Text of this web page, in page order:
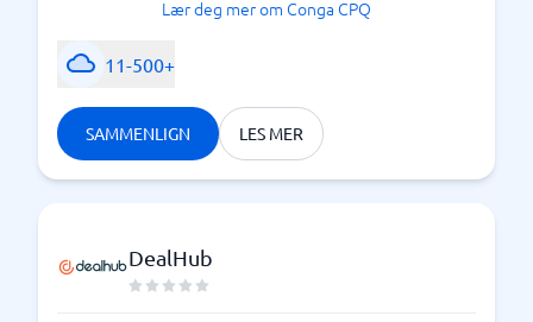
Lær deg mer om Conga CPQ
11-500+
SAMMENLIGN LES MER
DealHub